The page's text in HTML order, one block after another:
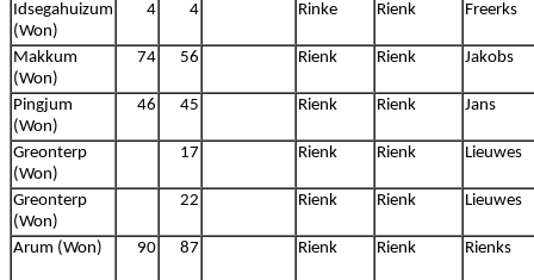
Idsegahuizum
(Won)
4 4 Rinke Rienk Freerks
Makkum
(Won)
74 56 Rienk Rienk Jakobs
Pingjum
(Won)
46 45 Rienk Rienk Jans
Greonterp
(Won)
17 Rienk Rienk Lieuwes
Greonterp
(Won)
22 Rienk Rienk Lieuwes
Arum (Won) 90 87 Rienk Rienk Rienks